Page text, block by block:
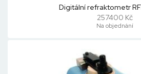
Digitální refraktometr
257400 Kč
Na objednání